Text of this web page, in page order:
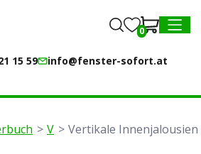
MENU
15 59 info@fenster-sofort.at
0
V Vertikale Innenjalousien